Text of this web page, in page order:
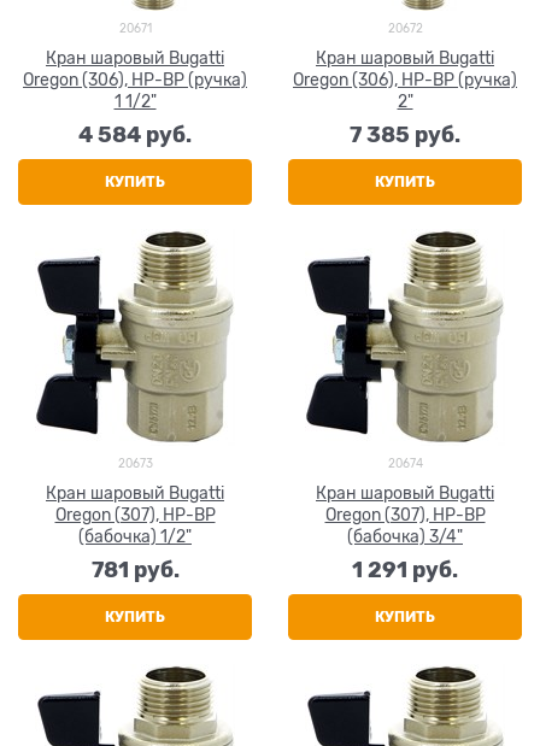
20671
Кран шаровый Bugatti
Oregon (306), НР-ВР (ручка)
1 1/2"
4 584 руб.
КУПИТЬ
20672
Кран шаровый Bugatti
Oregon (306), НР-ВР (ручка)
2"
7 385 руб.
КУПИТЬ
20673
Кран шаровый Bugatti
Oregon (307), НР-ВР
(бабочка) 1/2"
781 руб.
КУПИТЬ
20674
Кран шаровый Bugatti
Oregon (307), НР-ВР
(бабочка) 3/4"
1 291 руб.
КУПИТЬ